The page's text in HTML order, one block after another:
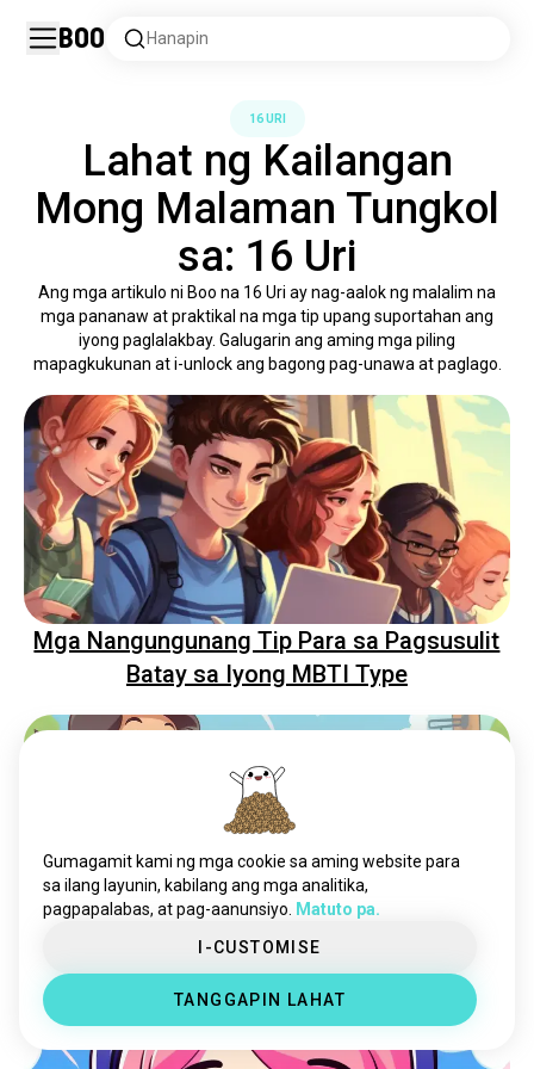
Boo Hanapin
16 URI
Lahat ng Kailangan
Mong Malaman Tungkol
sa: 16 Uri
Ang mga artikulo ni Boo na 16 Uri ay nag-aalok ng malalim na
mga pananaw at praktikal na mga tip upang suportahan ang
iyong paglalakbay. Galugarin ang aming mga piling
mapagkukunan at i-unlock ang bagong pag-unawa at paglago.
Mga Nangungunang Tip Para sa Pagsusulit
Batay sa Iyong MBTI Type
Ang Uri ng Alagang Hayop na Dapat Iwasan
ng Bawat MBTI Type
Gumagamit kami ng mga cookie sa aming website para
sa ilang layunin, kabilang ang mga analitika,
pagpapalabas, at pag-aanunsiyo.
Matuto pa.
I-CUSTOMISE
TANGGAPIN LAHAT